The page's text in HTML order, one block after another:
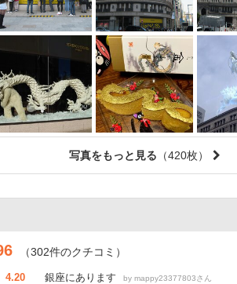
写真をもっと見る （420枚）
（302件のクチコミ）
4.20 銀座にあります by mappy23377803さん